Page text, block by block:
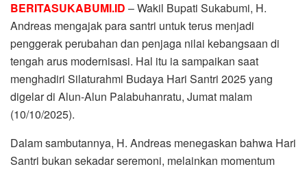
BERITASUKABUMI.ID – Wakil Bupati Sukabumi, H.
Andreas mengajak para santri untuk terus menjadi
penggerak perubahan dan penjaga nilai kebangsaan di
tengah arus modernisasi. Hal itu ia sampaikan saat
menghadiri Silaturahmi Budaya Hari Santri 2025 yang
digelar di Alun-Alun Palabuhanratu, Jumat malam
(10/10/2025).
Dalam sambutannya, H. Andreas menegaskan bahwa Hari
Santri bukan sekadar seremoni, melainkan momentum